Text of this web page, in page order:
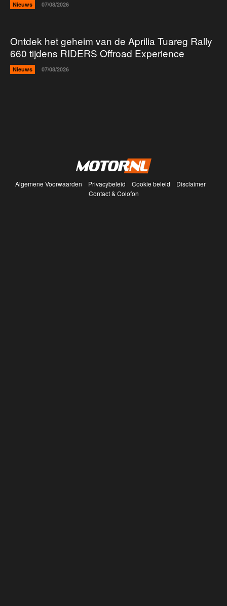
Nieuws 07/08/2026
Ontdek het geheim van de Aprilia Tuareg Rally
660 tijdens RIDERS Offroad Experience
Nieuws 07/08/2026
Algemene Voorwaarden Privacybeleid Cookie beleid
Disclaimer
Contact & Colofon